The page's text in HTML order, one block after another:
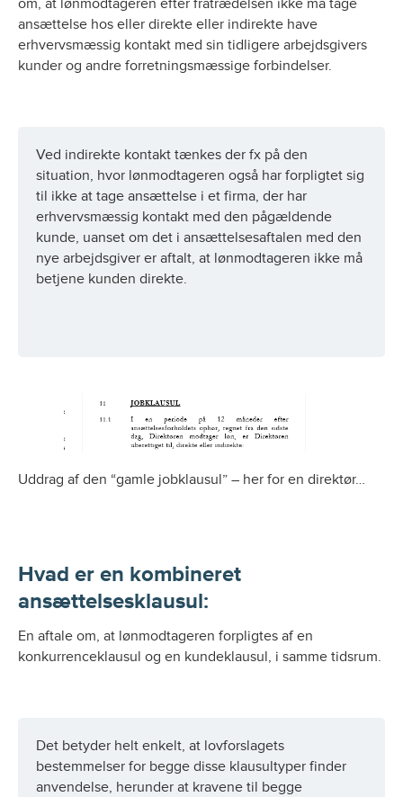
om, at lønmodtageren efter fratrædelsen ikke må tage
ansættelse hos eller direkte eller indirekte have
erhvervsmæssig kontakt med sin tidligere arbejdsgivers
kunder og andre forretningsmæssige forbindelser.
Ved indirekte kontakt tænkes der fx på den
situation, hvor lønmodtageren også har forpligtet sig
til ikke at tage ansættelse i et firma, der har
erhvervsmæssig kontakt med den pågældende
kunde, uanset om det i ansættelsesaftalen med den
nye arbejdsgiver er aftalt, at lønmodtageren ikke må
betjene kunden direkte.
Uddrag af den “gamle jobklausul” – her for en direktør…
Hvad er en kombineret
ansættelsesklausul:
En aftale om, at lønmodtageren forpligtes af en
konkurrenceklausul og en kundeklausul, i samme tidsrum.
Det betyder helt enkelt, at lovforslagets
bestemmelser for begge disse klausultyper finder
anvendelse, herunder at kravene til begge